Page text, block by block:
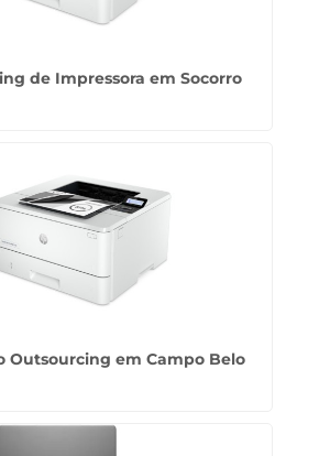
de Impressora em Socorro
Outsourcing em Campo Belo